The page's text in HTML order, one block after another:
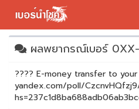
ผลพยากรณ์เบอร์
???? E-money transfer to
yandex.com/poll/